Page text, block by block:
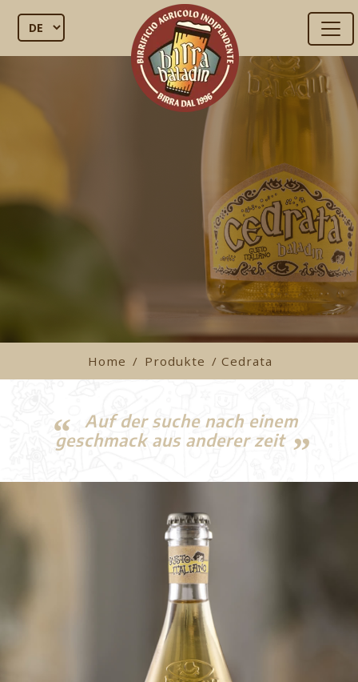
Home / Produkte / Cedrata
Auf der suche nach einem
geschmack aus anderer zeit